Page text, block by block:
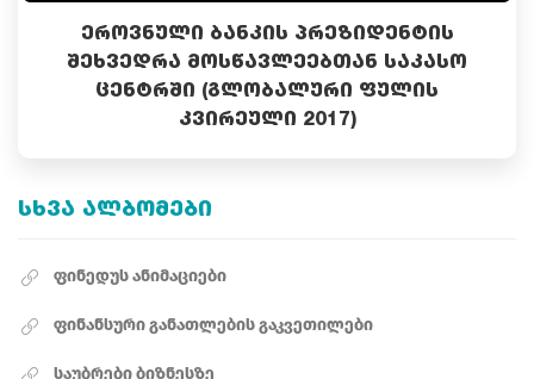
ᲔᲠᲝᲕᲜᲣᲚᲘ ᲑᲐᲜᲙᲘᲡ ᲞᲠᲔᲖᲘᲓᲔᲜᲢᲘᲡ
ᲨᲔᲮᲕᲔᲓᲠᲐ ᲛᲝᲡᲬᲐᲕᲚᲔᲔᲑᲗᲐᲜ ᲡᲐᲙᲐᲡᲝ
ᲪᲔᲜᲢᲠᲨᲘ (ᲒᲚᲝᲑᲐᲚᲣᲠᲘ ᲤᲣᲚᲘᲡ
ᲙᲕᲘᲠᲔᲣᲚᲘ 2017)
ᲡᲮᲕᲐ ᲐᲚᲑᲝᲛᲔᲑᲘ
ფინედუს ანიმაციები
ფინანსური განათლების გაკვეთილები
საუბრები ბიზნესზე